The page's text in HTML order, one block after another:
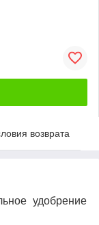
возврата
удобрение